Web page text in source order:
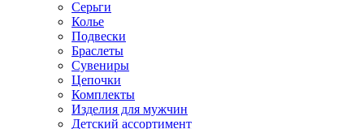
Серьги
Колье
Подвески
Браслеты
Сувениры
Цепочки
Комплекты
Изделия для мужчин
Детский ассортимент